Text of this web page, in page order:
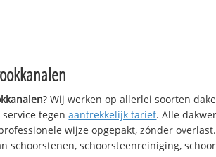
? Wij werken op allerlei soorten
service tegenaantrekkelijk tarief. Alle
wijze opgepakt, zónder
schoorstenen, schoorsteenreiniging,